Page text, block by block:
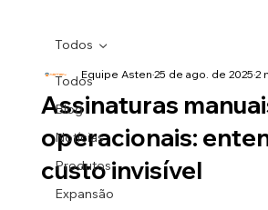
Todos
Blog
Notícias
Produtos
Expansão
Todos
Assinaturas
operacionais:
custo invisível
Equipe Asten25 de ago. de 20252